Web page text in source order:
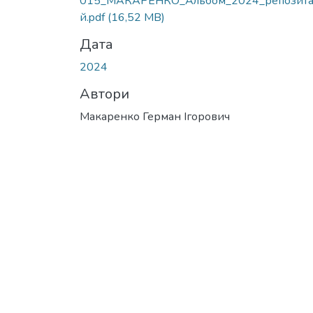
й.pdf(16,52 MB)
Дата
2024
Автори
Макаренко Герман Ігорович